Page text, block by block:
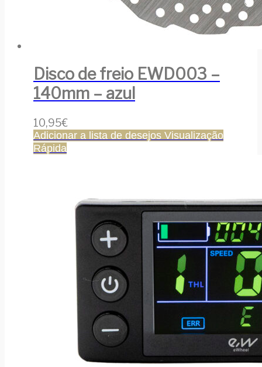
Disco de freio EWD003 –
140mm – azul
10,95€
Adicionar a lista de desejos Visualização
Rápida